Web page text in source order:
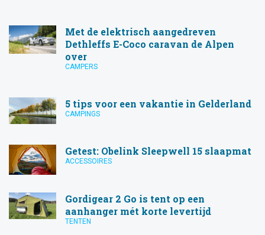
Met de elektrisch aangedreven
Dethleffs E-Coco caravan de Alpen
over
CAMPERS
5 tips voor een vakantie in Gelderland
CAMPINGS
Getest: Obelink Sleepwell 15 slaapmat
ACCESSOIRES
Gordigear 2 Go is tent op een
aanhanger mét korte levertijd
TENTEN